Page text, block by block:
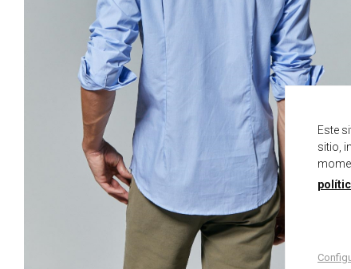
Este
sitio,